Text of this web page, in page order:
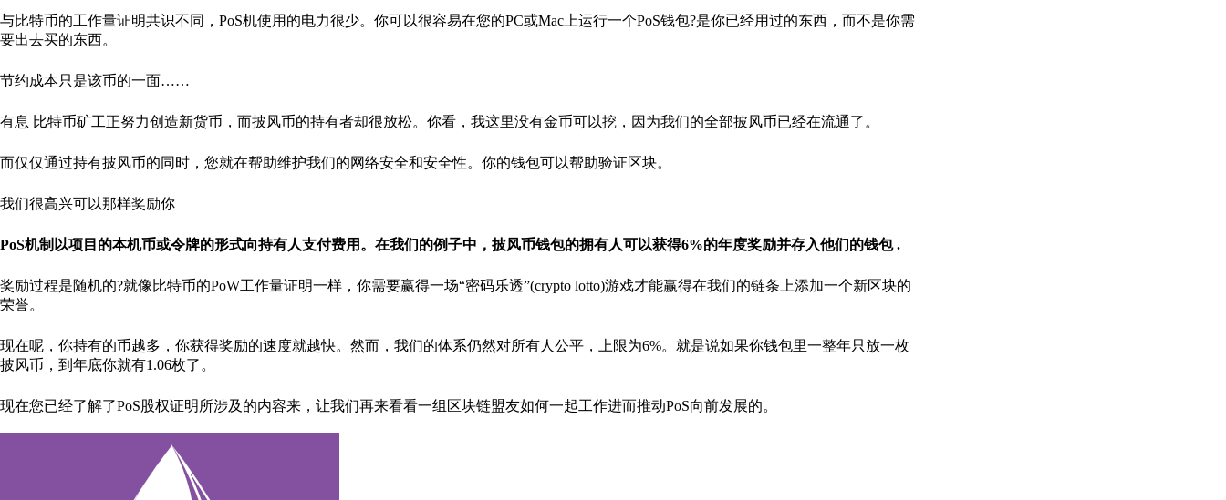
与比特币的工作量证明共识不同，PoS机使用的电力很少。你可以很容易在您的PC或Mac上运行一个PoS钱包?是你已经用过的东西，而不是你需
要出去买的东西。
节约成本只是该币的一面……
有息 比特币矿工正努力创造新货币，而披风币的持有者却很放松。你看，我这里没有金币可以挖，因为我们的全部披风币已经在流通了。
而仅仅通过持有披风币的同时，您就在帮助维护我们的网络安全和安全性。你的钱包可以帮助验证区块。
我们很高兴可以那样奖励你
PoS机制以项目的本机币或令牌的形式向持有人支付费用。在我们的例子中，披风币钱包的拥有人可以获得6%的年度奖励并存入他们的钱包 .
奖励过程是随机的?就像比特币的PoW工作量证明一样，你需要赢得一场“密码乐透”(crypto lotto)游戏才能赢得在我们的链条上添加一个新区块的
荣誉。
现在呢，你持有的币越多，你获得奖励的速度就越快。然而，我们的体系仍然对所有人公平，上限为6%。就是说如果你钱包里一整年只放一枚
披风币，到年底你就有1.06枚了。
现在您已经了解了PoS股权证明所涉及的内容来，让我们再来看看一组区块链盟友如何一起工作进而推动PoS向前发展的。